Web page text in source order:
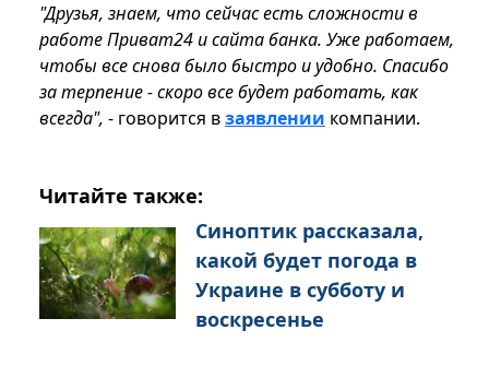
"Друзья, знаем, что сейчас есть сложности в
работе Приват24 и сайта банка. Уже работаем,
чтобы все снова было быстро и удобно. Спасибо
за терпение - скоро все будет работать, как
всегда", - говорится взаявлении компании.
Читайте также:
Синоптик рассказала,
какой будет погода в
Украине в субботу и
воскресенье